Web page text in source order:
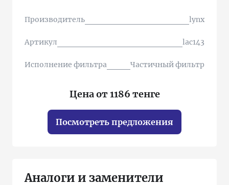
Производитель lynx
Артикул lac143
Исполнение фильтра Частичный фильтр
Цена от 1186 тенге
Посмотреть предложения
Аналоги и заменители